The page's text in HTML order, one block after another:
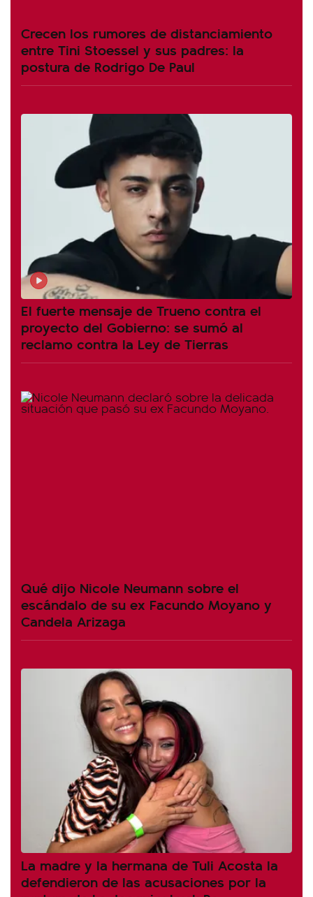
Crecen los rumores de distanciamiento
entre Tini Stoessel y sus padres: la
postura de Rodrigo De Paul
El fuerte mensaje de Trueno contra el
proyecto del Gobierno: se sumó al
reclamo contra la Ley de Tierras
Qué dijo Nicole Neumann sobre el
escándalo de su ex Facundo Moyano y
Candela Arizaga
La madre y la hermana de Tuli Acosta la
defendieron de las acusaciones por la